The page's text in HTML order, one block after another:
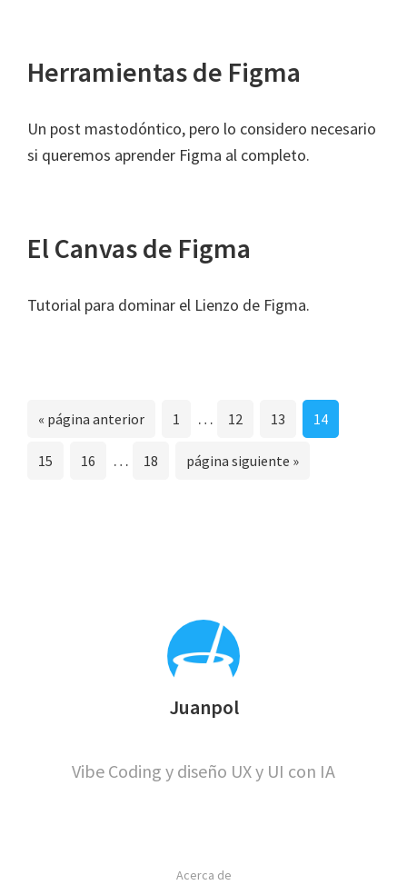
Herramientas de Figma
Un post mastodóntico, pero lo considero necesario
si queremos aprender Figma al completo.
El Canvas de Figma
Tutorial para dominar el Lienzo de Figma.
« Ir
la
página anterior Página
1
Páginas
omitidas
… Página
12 Página
13 Página
14
Página
15 Página
16
Páginas
… Página
18
Ir
página siguiente »
Juanpol
Vibe Coding y diseño UX y UI con IA
Acerca de